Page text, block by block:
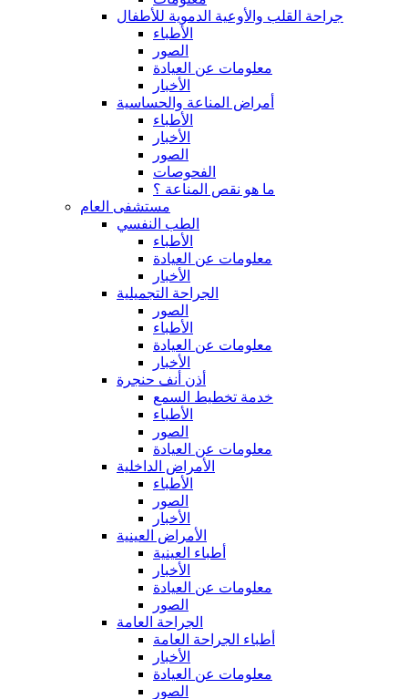
جراحة القلب والأوعية الدموية للأطفال
الأطباء
الصور
معلومات عن العيادة
الأخبار
أمراض المناعة والحساسية
الأطباء
الأخبار
الصور
الفحوصات
ما هو نقص المناعة ؟
مستشفى العام
الطب النفسي
الأطباء
معلومات عن العيادة
الأخبار
الجراحة التجميلية
الصور
الأطباء
معلومات عن العيادة
الأخبار
أذن أنف حنجرة
خدمة تخطيط السمع
الأطباء
الصور
معلومات عن العيادة
الأمراض الداخلية
الأطباء
الصور
الأخبار
الأمراض العينية
أطباء العينية
الأخبار
معلومات عن العيادة
الصور
الجراحة العامة
أطباء الجراحة العامة
الأخبار
معلومات عن العيادة
الصور